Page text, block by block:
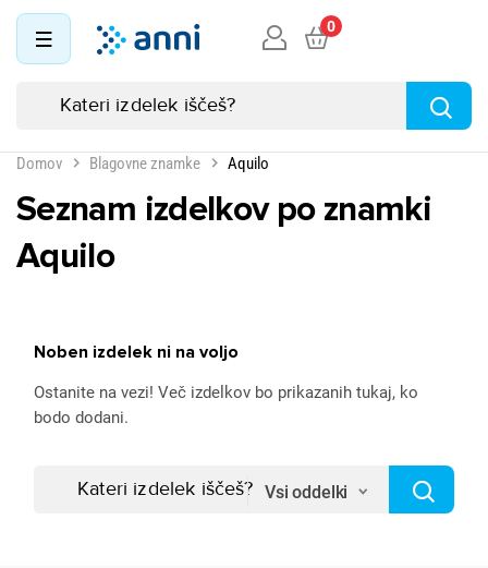
0
Domov Blagovne znamke Aquilo
Seznam izdelkov po znamki
Aquilo
Noben izdelek ni na voljo
Ostanite na vezi! Več izdelkov bo prikazanih tukaj, ko
bodo dodani.
Vsi oddelki